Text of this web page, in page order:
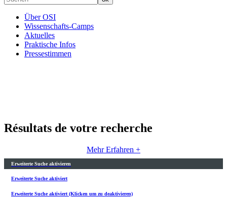
Über OSI
Wissenschafts-Camps
Aktuelles
Praktische Infos
Pressestimmen
Résultats de votre recherche
Mehr Erfahren +
Erweiterte Suche aktivieren
Erweiterte Suche aktiviert
Erweiterte Suche aktiviert (Klicken um zu deaktivieren)